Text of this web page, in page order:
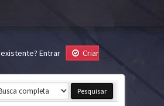
Entrar
Criar